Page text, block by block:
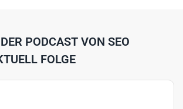
PODCAST VON SEO
FOLGE